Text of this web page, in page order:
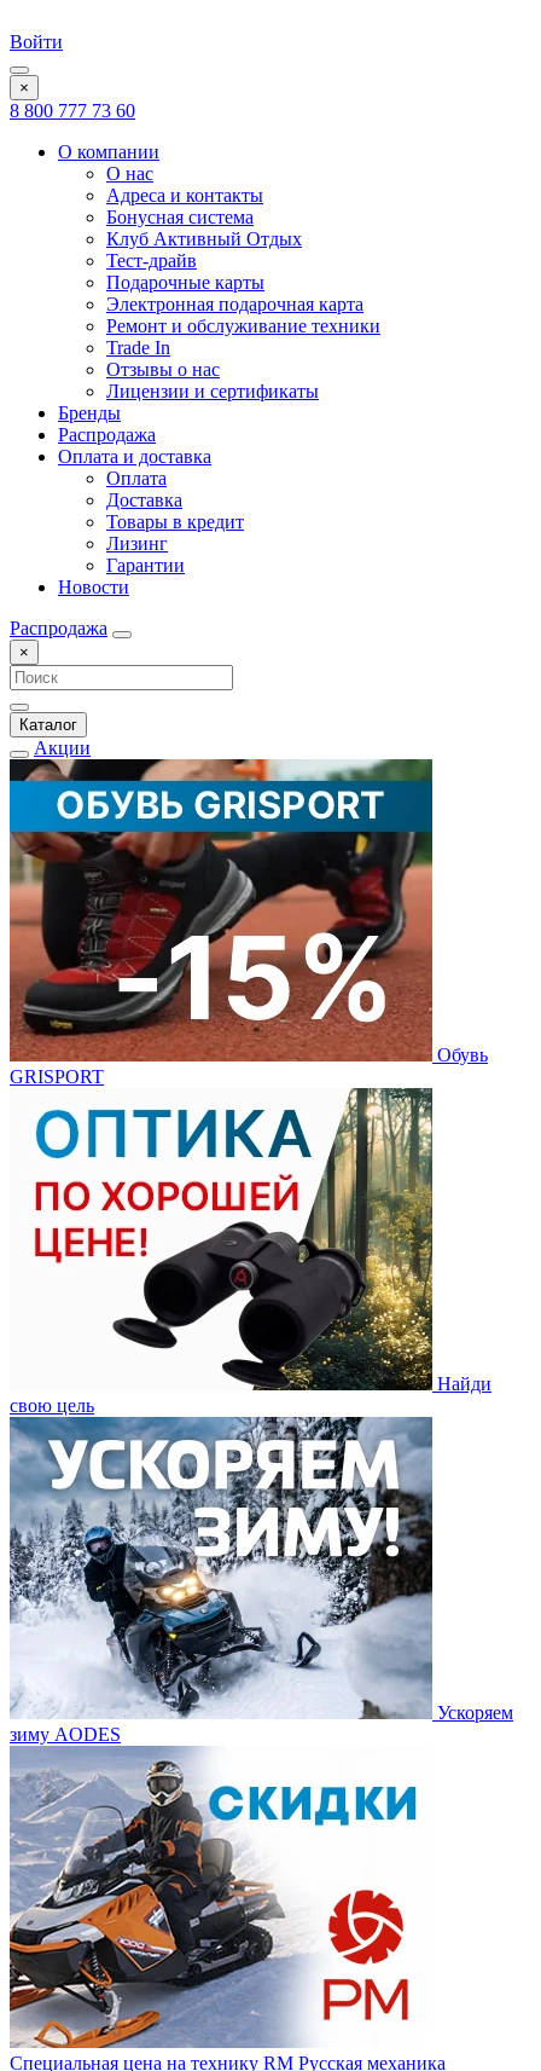
Войти
×
8 800 777 73 60
О компании
О нас
Адреса и контакты
Бонусная система
Клуб Активный Отдых
Тест-драйв
Подарочные карты
Электронная подарочная карта
Ремонт и обслуживание техники
Trade In
Отзывы о нас
Лицензии и сертификаты
Бренды
Распродажа
Оплата и доставка
Оплата
Доставка
Товары в кредит
Лизинг
Гарантии
Новости
Распродажа
×
Каталог
Акции
Обувь
GRISPORT
Найди
свою цель
Ускоряем
зиму AODES
Специальная цена на технику RM Русская механика